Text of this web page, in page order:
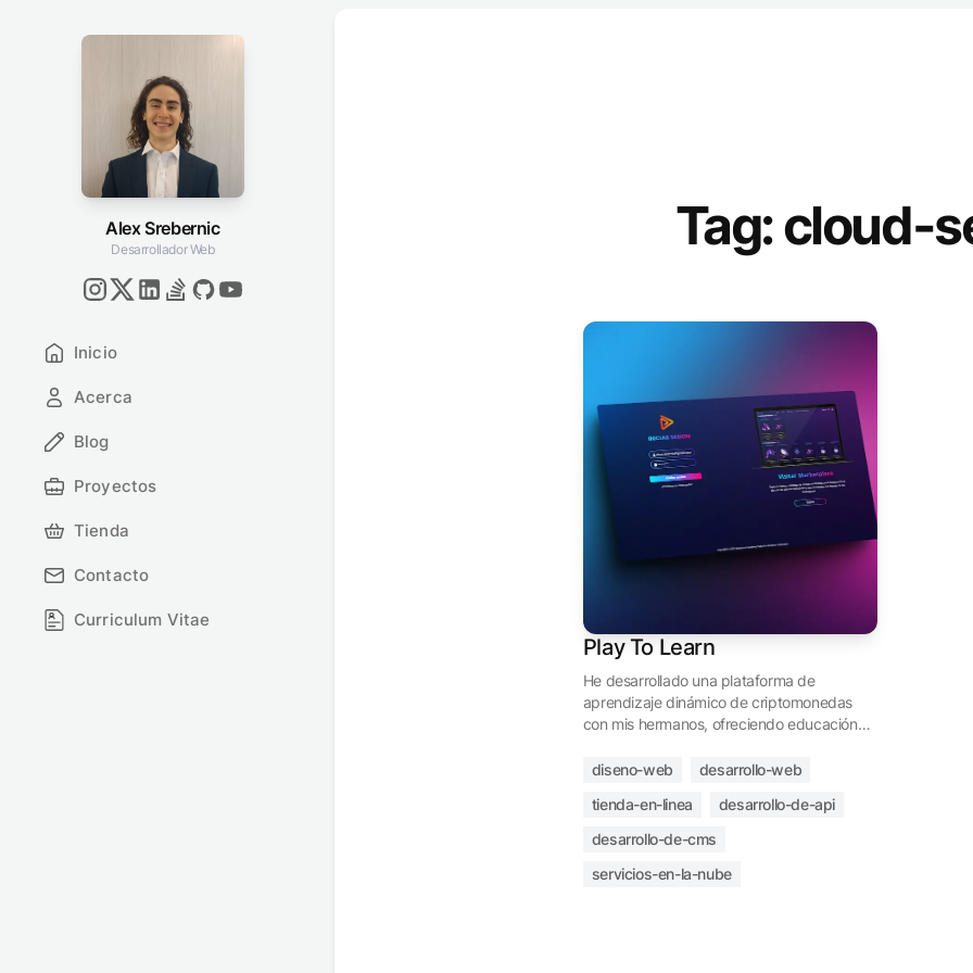
Alex Srebernic
Desarrollador Web
Inicio
Acerca
Blog
Proyectos
Tienda
Contacto
Curriculum Vitae
Tag: cloud-
Play To Learn
He desarrollado una plataforma de
aprendizaje dinámico de criptomonedas
con mis hermanos, ofreciendo educación
una tienda localizada con Stripe para
programa de afiliados, perfiles
personalizables y un sistema flexible de
usuarios de todos los niveles de
diseno-web
desarrollo-web
tienda-en-linea
desarrollo-de-api
desarrollo-de-cms
servicios-en-la-nube